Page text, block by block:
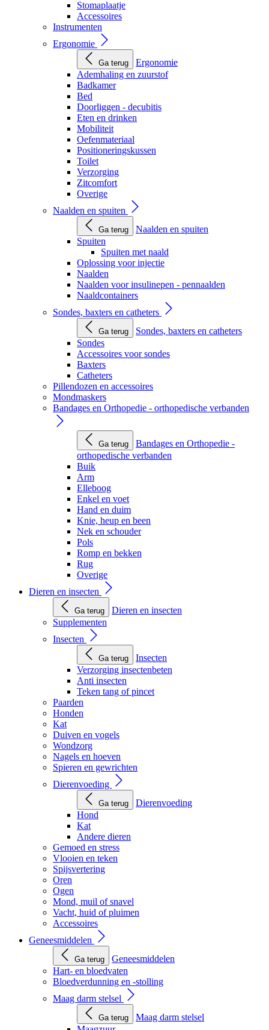
Stomaplaatje
Accessoires
Instrumenten
Ergonomie
Ga terug
Ergonomie
Ademhaling en zuurstof
Badkamer
Bed
Doorliggen - decubitis
Eten en drinken
Mobiliteit
Oefenmateriaal
Positioneringskussen
Toilet
Verzorging
Zitcomfort
Overige
Naalden en spuiten
Ga terug
Naalden en spuiten
Spuiten
Spuiten met naald
Oplossing voor injectie
Naalden
Naalden voor insulinepen - pennaalden
Naaldcontainers
Sondes, baxters en catheters
Ga terug
Sondes, baxters en catheters
Sondes
Accessoires voor sondes
Baxters
Catheters
Pillendozen en accessoires
Mondmaskers
Bandages en Orthopedie - orthopedische verbanden
Ga terug
Bandages en Orthopedie -
orthopedische verbanden
Buik
Arm
Elleboog
Enkel en voet
Hand en duim
Knie, heup en been
Nek en schouder
Pols
Romp en bekken
Rug
Overige
Dieren en insecten
Ga terug
Dieren en insecten
Supplementen
Insecten
Ga terug
Insecten
Verzorging insectenbeten
Anti insecten
Teken tang of pincet
Paarden
Honden
Kat
Duiven en vogels
Wondzorg
Nagels en hoeven
Spieren en gewrichten
Dierenvoeding
Ga terug
Dierenvoeding
Hond
Kat
Andere dieren
Gemoed en stress
Vlooien en teken
Spijsvertering
Oren
Ogen
Mond, muil of snavel
Vacht, huid of pluimen
Accessoires
Geneesmiddelen
Ga terug
Geneesmiddelen
Hart- en bloedvaten
Bloedverdunning en -stolling
Maag darm stelsel
Ga terug
Maag darm stelsel